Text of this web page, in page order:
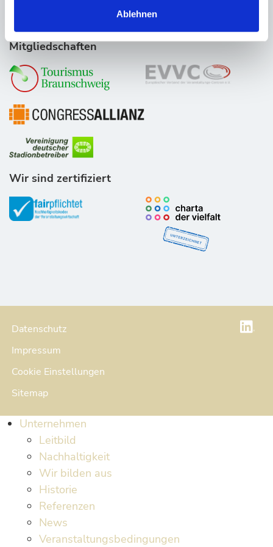
Ablehnen
Mitgliedschaften
Wir sind zertifiziert
Datenschutz
Impressum
Cookie Einstellungen
Sitemap
Unternehmen
Leitbild
Nachhaltigkeit
Wir bilden aus
Historie
Referenzen
News
Veranstaltungsbedingungen